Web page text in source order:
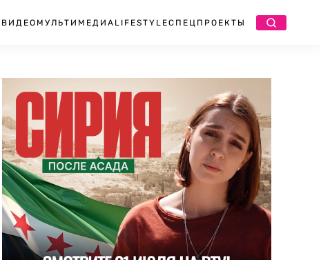
ВИДЕО МУЛЬТИМЕДИА LIFESTYLEСПЕЦПРОЕКТЫ